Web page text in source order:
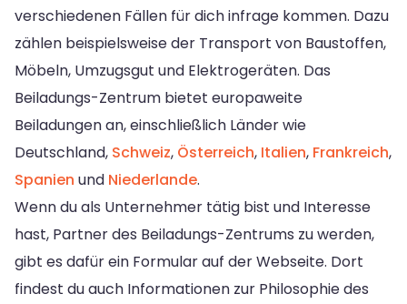
verschiedenen Fällen für dich infrage kommen. Dazu
zählen beispielsweise der Transport von Baustoffen,
Möbeln, Umzugsgut und Elektrogeräten. Das
Beiladungs-Zentrum bietet europaweite
Beiladungen an, einschließlich Länder wie
Deutschland, Schweiz, Österreich, Italien, Frankreich,
Spanien und Niederlande.
Wenn du als Unternehmer tätig bist und Interesse
hast, Partner des Beiladungs-Zentrums zu werden,
gibt es dafür ein Formular auf der Webseite. Dort
findest du auch Informationen zur Philosophie des